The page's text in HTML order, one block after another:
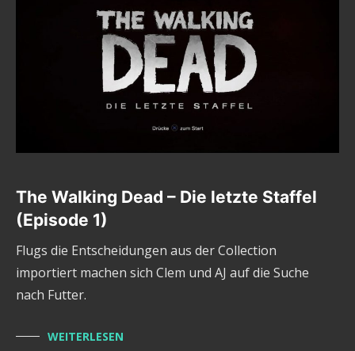
The Walking Dead – Die letzte Staffel
(Episode 1)
Flugs die Entscheidungen aus der Collection
importiert machen sich Clem und AJ auf die Suche
nach Futter.
WEITERLESEN